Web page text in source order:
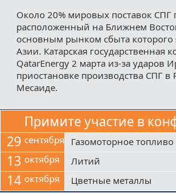
Около 20% мировых поставок СПГ
расположенный на Ближнем
основным рынком сбыта которого
Азии. Катарская государственная
QatarEnergy 2 марта из-за ударов
приостановке производства СПГ
Месаиде.
Примите участие в
29 сентября Газомоторное топливо
13 октября Литий
14 октября Цветные металлы